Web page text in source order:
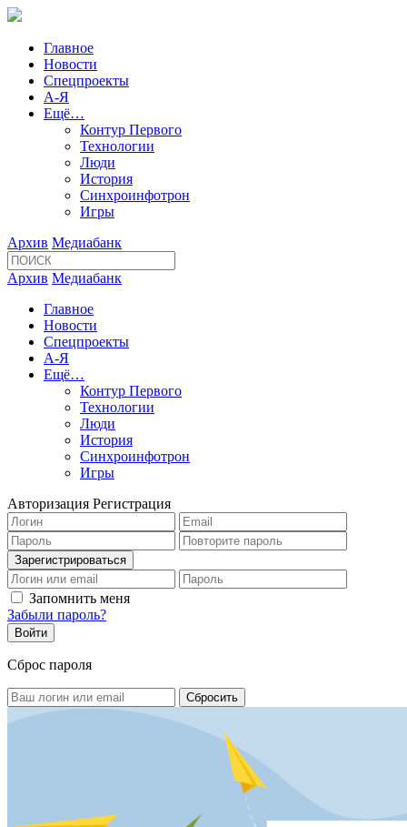
Главное
Новости
Спецпроекты
А-Я
Ещё…
Контур Первого
Технологии
Люди
История
Синхроинфотрон
Игры
Архив Медиабанк
Архив Медиабанк
Главное
Новости
Спецпроекты
А-Я
Ещё…
Контур Первого
Технологии
Люди
История
Синхроинфотрон
Игры
Авторизация Регистрация
Запомнить меня
Забыли пароль?
Сброс пароля